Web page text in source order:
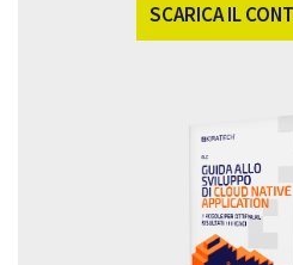
SCARICA IL